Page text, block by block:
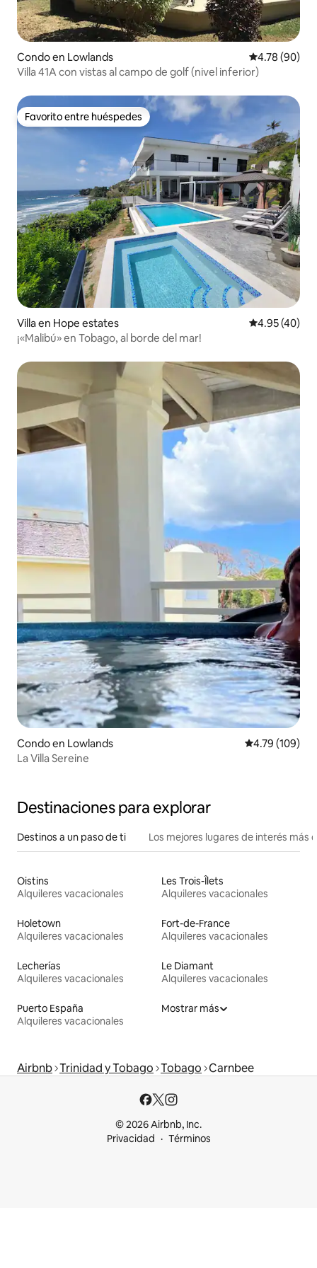
Condo en Lowlands Calificación
4.78 (90)
Villa 41A con vistas al campo de golf (nivel inferior)
Favorito entre huéspedes
Favorito entre huéspedes
Villa en Hope estates Calificación
4.95 (40)
¡«Malibú» en Tobago, al borde del mar!
Condo en Lowlands Calificación
4.79 (109)
La Villa Sereine
Destinaciones para explorar
Destinos a un paso de ti Los mejores lugares de interés más
Oistins
Alquileres vacacionales
Les Trois-Îlets
Alquileres vacacionales
Holetown
Alquileres vacacionales
Fort-de-France
Alquileres vacacionales
Lecherías
Alquileres vacacionales
Le Diamant
Alquileres vacacionales
Puerto España
Alquileres vacacionales
Mostrar más
Airbnb Trinidad y Tobago Tobago Carnbee
© 2026 Airbnb, Inc.
Privacidad
Términos